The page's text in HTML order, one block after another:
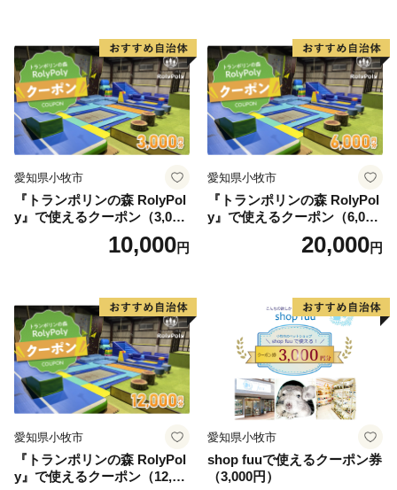
愛知県小牧市
『トランポリンの森 RolyPol
y』で使えるクーポン（3,000
10,000円
愛知県小牧市
『トランポリンの森 RolyPol
y』で使えるクーポン（6,000
20,000円
愛知県小牧市
『トランポリンの森 RolyPol
y』で使えるクーポン（12,00
愛知県小牧市
shop fuuで使えるクーポン券
（3,000円）